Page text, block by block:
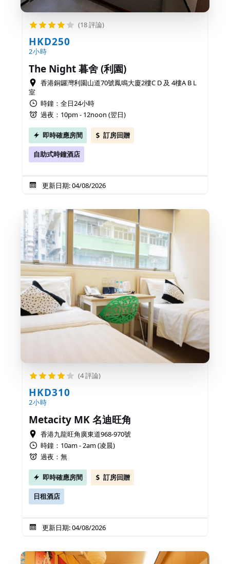
(18 評論)
HKD250
2小時
The Night 暮舍 (利園)
香港銅鑼灣利園山道70號鳳鳴大廈2樓C D 及 4樓A B L
室
時鐘：全日24小時
過夜：10pm - 12noon (翌日)
即時確應房間 訂房回贈
自助式時鐘酒店
更新日期: 04/08/2026
(4 評論)
HKD310
2小時
Metacity MK 名迪旺角
香港九龍旺角廣東道968-970號
時鐘：10am - 2am (凌晨)
過夜：無
即時確應房間 訂房回贈
日租酒店
更新日期: 04/08/2026